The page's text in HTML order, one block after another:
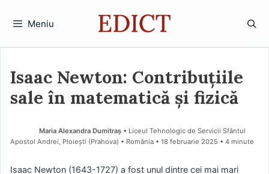
Meniu
Isaac Newton: Contribuțiile
sale în matematică și fizică
Maria Alexandra Dumitraș • Liceul Tehnologic de Servicii Sfântul
Apostol Andrei, Ploiești (Prahova) • România
18 februarie 2025 • 4 minute
Isaac Newton (1643-1727) a fost unul dintre cei mai mari